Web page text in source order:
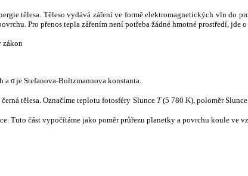
tělesa. Těleso vydává záření ve formě elektromagnetických vln do
Pro přenos tepla zářením není potřeba žádné hmotné prostředí, jde
zákon
a σje Stefanova-Boltzmannova konstanta.
tělesa. Označíme teplotu fotosféry Slunce T(5 780 K), poloměr Slunce
Tuto část vypočítáme jako poměr průřezu planetky a povrchu koule ve